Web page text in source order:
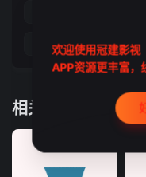
第
第17集 第18
相关推荐
欢迎使用冠建影
APP资源更丰富，